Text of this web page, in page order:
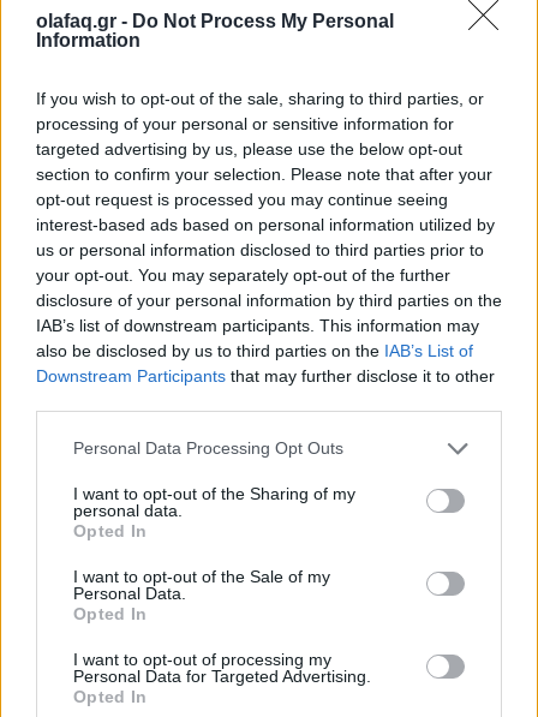
olafaq.gr - Do Not Process My Personal
Information
If you wish to opt-out of the sale, sharing to third parties, or
processing of your personal or sensitive information for
targeted advertising by us, please use the below opt-out
section to confirm your selection. Please note that after your
opt-out request is processed you may continue seeing
interest-based ads based on personal information utilized by
us or personal information disclosed to third parties prior to
your opt-out. You may separately opt-out of the further
disclosure of your personal information by third parties on the
IAB’s list of downstream participants. This information may
also be disclosed by us to third parties on the IAB’s List of
Downstream Participants that may further disclose it to other
Personal Data Processing Opt Outs
I want to opt-out of the Sharing of my
personal data.
Opted In
I want to opt-out of the Sale of my
Personal Data.
Opted In
I want to opt-out of processing my
Personal Data for Targeted Advertising.
Opted In
Την Κυριακή 26 Οκτωβρίου, στις 04:00 τα ξημερώματα, θα
χρόνο: θα γυρίσουμε τα ρολόγια μας πίσω μία ώρα, για να
"εξοικονομήσουμε ενέργεια".
Ελλάδα
Παραλύει η χώρα από τη 24ωρη απεργία
ΓΣΕΕ και ΑΔΕΔΥ ενάντια στο νέο εργασιακό
νομοσχέδιο
Δημόσιοι υπάλληλοι, γιατροί, εκπαιδευτικοί, δικαστικοί